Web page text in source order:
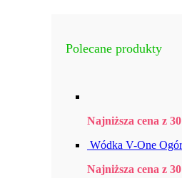
Polecane produkty
Najniższa cena z
Wódka V-One
Najniższa cena z